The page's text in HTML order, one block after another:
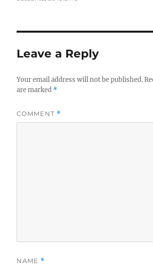
Leave a Reply
Your email address will not be published.
are marked *
COMMENT *
NAME *